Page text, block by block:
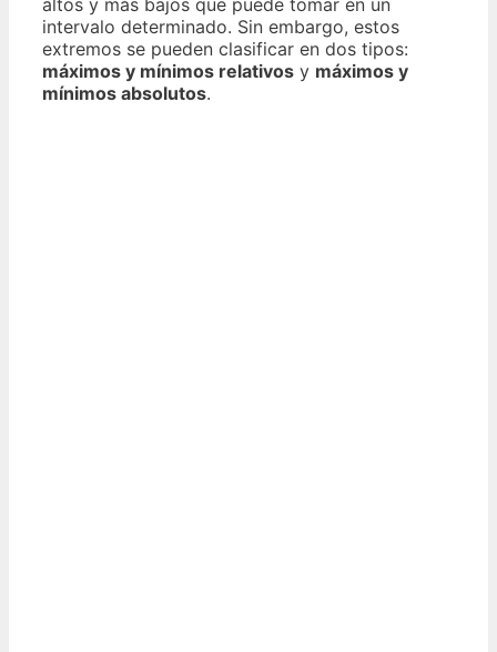
intervalo determinado. Sin embargo, estos
extremos se pueden clasificar en dos tipos:
máximos y mínimos relativos y máximos y
mínimos absolutos.